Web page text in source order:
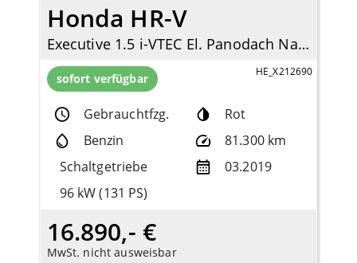
Honda HR-V
Executive 1.5 i-VTEC El. Panodach Navi LED Mehrzonenklima DAB SD SHZ Keyless Entry
sofort verfügbar HE_X212690
Gebrauchtfzg.
Rot
Benzin
81.300 km
Schaltgetriebe
03.2019
96 kW (131 PS)
16.890,- €
MwSt. nicht ausweisbar